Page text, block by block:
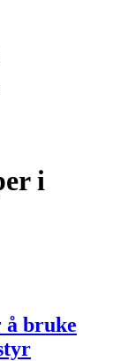
i
å bruke